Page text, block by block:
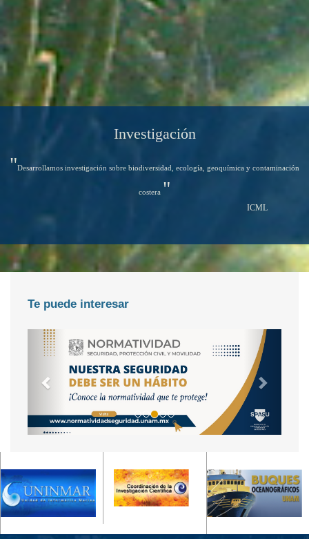
Investigación
"Desarrollamos investigación sobre biodiversidad, ecología, geoquímica y contaminación
costera "
ICML
Te puede interesar
<< >>